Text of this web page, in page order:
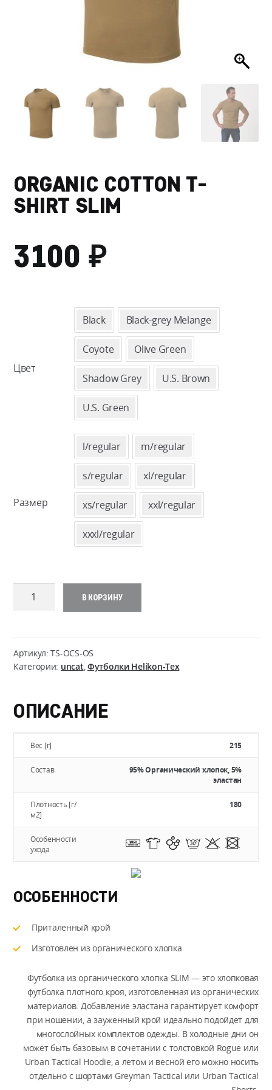
ORGANIC COTTON T-
SHIRT SLIM
3100 ₽
Цвет
Black Black-grey Melange
Coyote Olive Green
Shadow Grey U.S. Brown
U.S. Green
Размер
l/regular m/regular
s/regular xl/regular
xs/regular xxl/regular
xxxl/regular
Количество
T-
Shirt
В КОРЗИНУ
Артикул:TS-OCS-OS
Категории: uncat Футболки Helikon-Tex
ОПИСАНИЕ
Вес [г] 215
Состав
95% Органический хлопок, 5%
эластан
Плотность [г/
м2]
180
Особенности
ухода
ОСОБЕННОСТИ
Приталенный крой
Изготовлен из органического хлопка
Футболка из органического хлопка SLIM — это хлопковая
футболка плотного кроя, изготовленная из органических
материалов. Добавление эластана гарантирует комфорт
при ношении, а зауженный крой идеально подойдет для
многослойных комплектов одежды. В холодные дни он
может быть базовым в сочетании с толстовкой Rogue или
Urban Tactical Hoodie, а летом и весной его можно носить
отдельно с шортами Greyman Tactical или Urban Tactical